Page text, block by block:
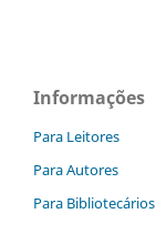
Informações
Para Leitores
Para Autores
Para Bibliotecários